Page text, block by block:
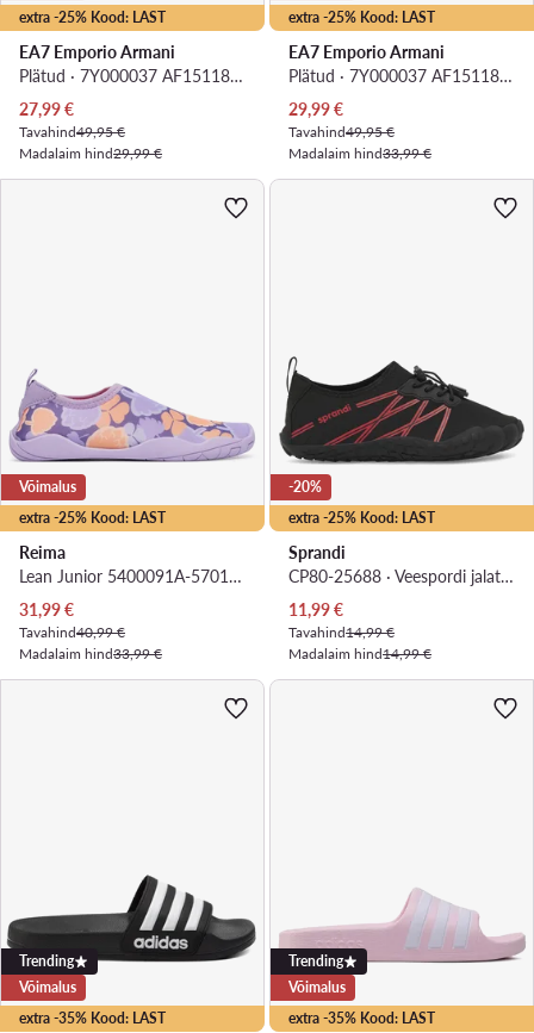
extra -25% Kood: LAST
EA7 Emporio Armani
Plätud · 7Y000037 AF15118 UC001 · Must
Praegune hind
27,99€
Tavahind49,95 €
Madalaim hind29,99 €
extra -25% Kood: LAST
EA7 Emporio Armani
Plätud · 7Y000037 AF15118 PC001 · Must
Praegune hind
29,99€
Tavahind49,95 €
Madalaim hind33,99 €
extra -25% Kood: LAST
Võimalus
Reima
Lean Junior 5400091A-5701 · Veespordi jalatsid
Praegune hind
31,99€
Tavahind40,99 €
Madalaim hind33,99 €
extra -25% Kood: LAST
-20%
Sprandi
CP80-25688 · Veespordi jalatsid
Praegune hind
11,99€
Tavahind14,99 €
Madalaim hind14,99 €
extra -35% Kood: LAST
Trending
Võimalus
extra -35% Kood: LAST
Trending
Võimalus